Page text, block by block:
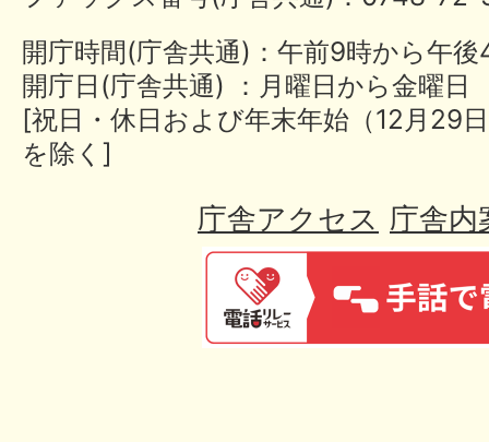
開庁時間(庁舎共通)：午前9時から午
開庁日(庁舎共通) ：月曜日から金曜日
[祝日・休日および年末年始（12月29
を除く]
庁舎アクセス 庁舎内